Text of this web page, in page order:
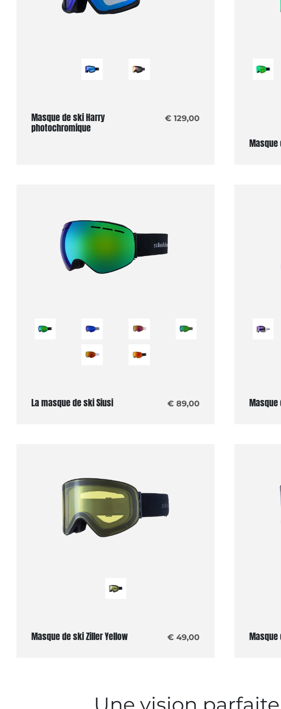
Masque de ski Harry
photochromique
€ 129,00
Masque
La masque de ski Siusi € 89,00 Masque
Masque de ski Ziller Yellow € 49,00 Masque